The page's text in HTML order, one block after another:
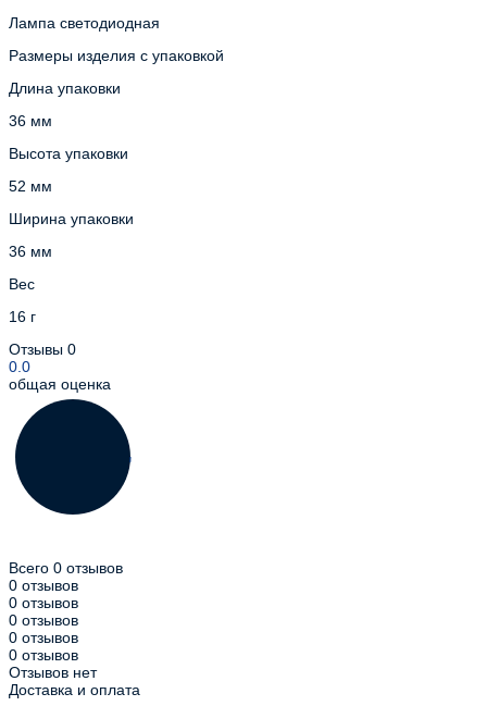
Лампа светодиодная
Размеры изделия с упаковкой
Длина упаковки
36 мм
Высота упаковки
52 мм
Ширина упаковки
36 мм
Вес
16 г
Отзывы 0
0.0
общая оценка
Всего 0 отзывов
0 отзывов
0 отзывов
0 отзывов
0 отзывов
0 отзывов
Отзывов нет
Доставка и оплата